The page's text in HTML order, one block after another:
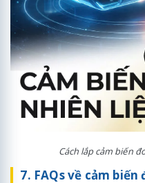
Cách lắp cảm biến
7. FAQs về cảm